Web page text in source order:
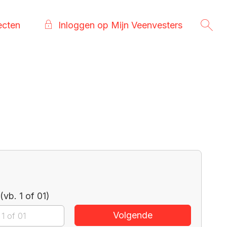
Inloggen op Mijn Veenvesters
1 of 01)
Volgende